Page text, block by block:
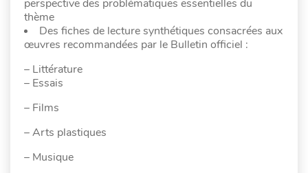
perspective des problématiques essentielles du
thème
Des fiches de lecture synthétiques consacrées aux
œuvres recommandées par le Bulletin officiel :
– Littérature
– Essais
– Films
– Arts plastiques
– Musique